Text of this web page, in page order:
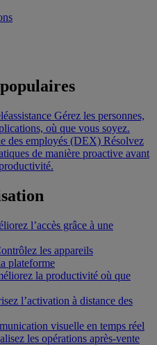
Gérez les personnes,
où que vous soyez.
des employés (DEX) Résolvez
de manière proactive avant
l’accès grâce à une
les appareils
plateforme
la productivité où que
l’activation à distance des
visuelle en temps réel
les opérations après-vente